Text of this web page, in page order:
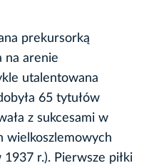
prekursorką
na arenie
utalentowana
65 tytułów
z sukcesami w
wielkoszlemowych
r.). Pierwsze piłki